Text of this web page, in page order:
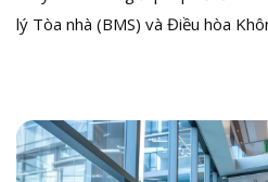
lý Tòa nhà (BMS) và Điều hòa